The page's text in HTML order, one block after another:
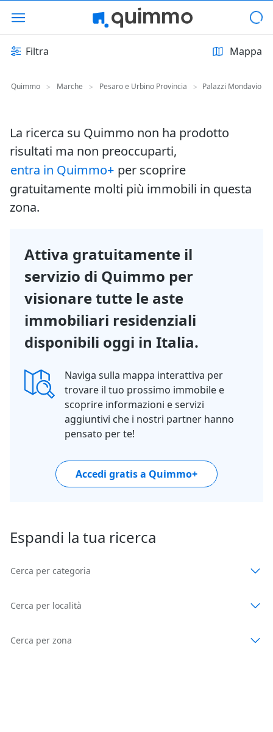
Filtra Mappa
Quimmo > Marche > Pesaro e Urbino Provincia > Palazzi Mondavio
La ricerca su Quimmo non ha prodotto
risultati ma non preoccuparti,
entra in Quimmo+ per scoprire
gratuitamente molti più immobili in questa
zona.
Attiva gratuitamente il
servizio di Quimmo per
visionare tutte le aste
immobiliari residenziali
disponibili oggi in Italia.
Naviga sulla mappa interattiva per
trovare il tuo prossimo immobile e
scoprire informazioni e servizi
aggiuntivi che i nostri partner hanno
pensato per te!
Accedi gratis a Quimmo+
Espandi la tua ricerca
Cerca per categoria
Cerca per località
Cerca per zona